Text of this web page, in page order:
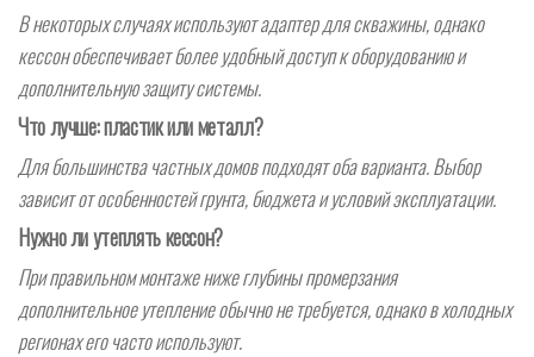
В некоторых случаях используют адаптер для скважины, однако
кессон обеспечивает более удобный доступ к оборудованию и
дополнительную защиту системы.
Что лучше: пластик или металл?
Для большинства частных домов подходят оба варианта. Выбор
зависит от особенностей грунта, бюджета и условий эксплуатации.
Нужно ли утеплять кессон?
При правильном монтаже ниже глубины промерзания
дополнительное утепление обычно не требуется, однако в холодных
регионах его часто используют.